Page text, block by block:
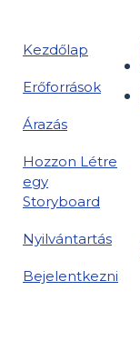
Kezdőlap
Erőforrások
Árazás
Hozzon Létre
egy
Storyboard
Nyilvántartás
Bejelentkezni